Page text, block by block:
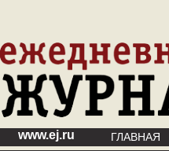
www.ej.ru ГЛАВНАЯ